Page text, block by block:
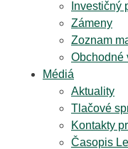
Investičný
Zámeny
Zoznam
Obchodné
Médiá
Aktuality
Tlačové
Kontakty
Časopis